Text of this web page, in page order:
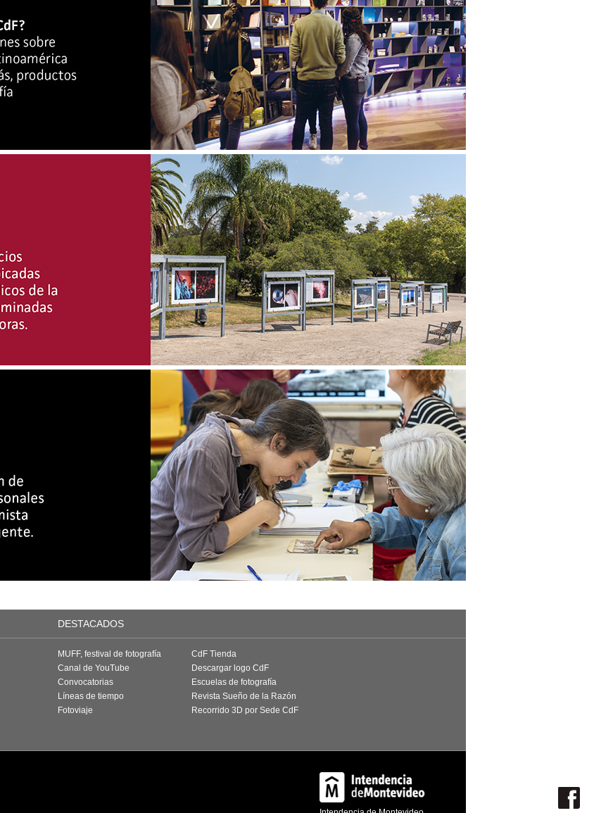
DESTACADOS
MUFF, festival de fotografía
Canal de YouTube
Convocatorias
Líneas de tiempo
Fotoviaje
CdF Tienda
Descargar logo CdF
Escuelas de fotografía
Revista Sueño de la Razón
Recorrido 3D por Sede CdF